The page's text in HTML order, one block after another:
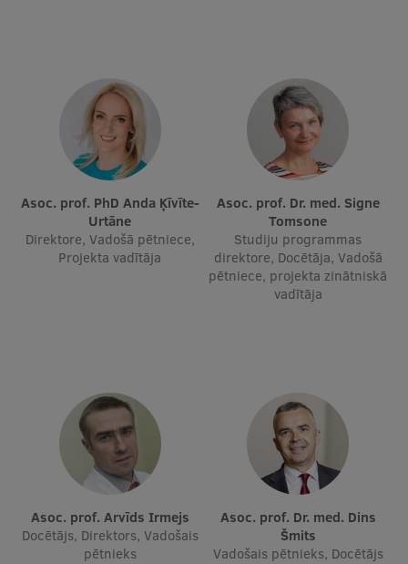
Asoc. prof. PhD Anda Ķīvīte-
Urtāne
Direktore, Vadošā pētniece,
Projekta vadītāja
Asoc. prof. Dr. med. Signe
Tomsone
Studiju programmas
direktore, Docētāja, Vadošā
pētniece, projekta zinātniskā
vadītāja
Asoc. prof. Arvīds Irmejs
Docētājs, Direktors, Vadošais
pētnieks
Asoc. prof. Dr. med. Dins
Šmits
Vadošais pētnieks, Docētājs